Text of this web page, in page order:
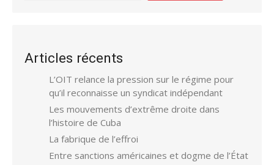
Articles récents
L’OIT relance la pression sur le régime pour
qu’il reconnaisse un syndicat indépendant
Les mouvements d’extrême droite dans
l’histoire de Cuba
La fabrique de l’effroi
Entre sanctions américaines et dogme de l’État